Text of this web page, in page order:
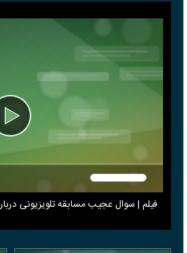
فیلم | سوال عجیب مسابقه تلویزیونی درباره